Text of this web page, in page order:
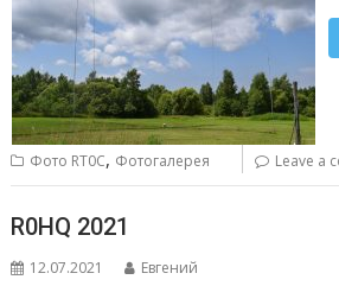
Фото RT0C, Фотогалерея Leave a
R0HQ 2021
12.07.2021 Евгений